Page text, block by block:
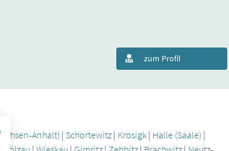
zum Profil
Anhalt) | Schortewitz | Krosigk | Halle (Saale) |